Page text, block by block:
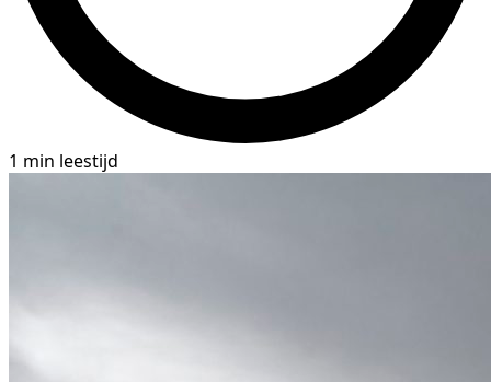
1 min leestijd